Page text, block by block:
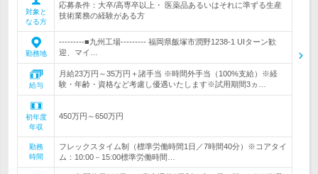
対象と
なる方
応募条件：大卒/高専卒以上・ 医薬品あるいはそれに準ずる生産
技術業務の経験がある方
勤務地
---------■九州工場--------- 福岡県飯塚市潤野1238-1 UIターン歓
迎、マイ…
給与
月給23万円～35万円＋諸手当 ※時間外手当（100%支給）※経
験・年齢・資格など考慮し優遇いたします※試用期間3ヵ…
初年度
年収
450万円～650万円
勤務
時間
フレックスタイム制（標準労働時間1日／7時間40分）※コアタイ
ム：10:00－15:00標準労働時間…